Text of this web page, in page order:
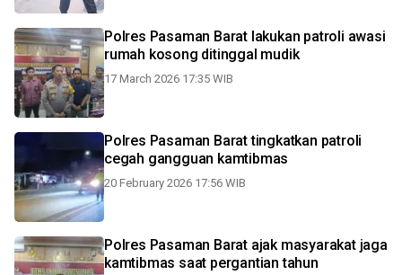
Polres Pasaman Barat lakukan patroli awasi
rumah kosong ditinggal mudik
17 March 2026 17:35 WIB
Polres Pasaman Barat tingkatkan patroli
cegah gangguan kamtibmas
20 February 2026 17:56 WIB
Polres Pasaman Barat ajak masyarakat jaga
kamtibmas saat pergantian tahun